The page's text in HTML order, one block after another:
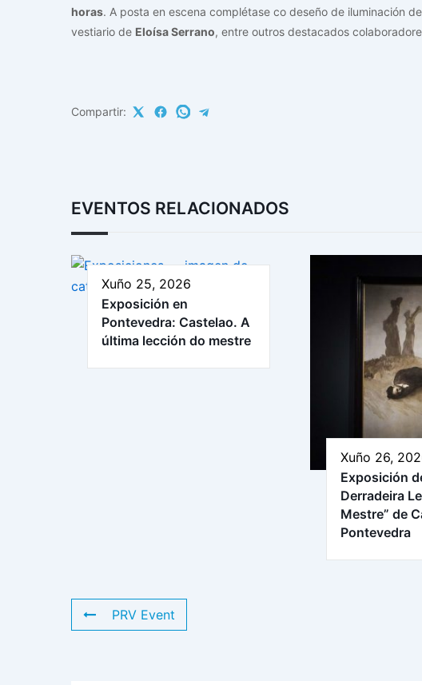
horas. A posta en escena complétase co deseño de iluminación de
vestiario de Eloísa Serrano, entre outros destacados
Compartir:
EVENTOS RELACIONADOS
Xuño 25, 2026
Exposición en
Pontevedra: Castelao. A
última lección do mestre
Xuño 26,
Exposición
Derradeira
Mestre” de
Pontevedra
PRV Event